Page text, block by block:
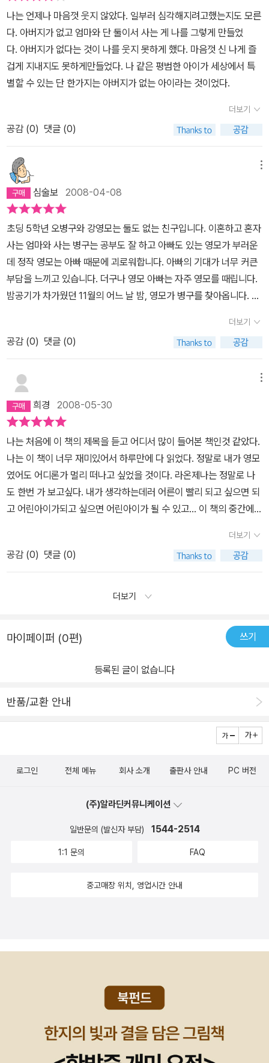
되고 어른이되고싶으면 어른이되는 그런 곳이 재미있을것 같기 때문
이다. 이 책을 지으신 공지희 작가는 라온제나라는 것을 생각하고 그
곳에서 늙을수도 있고 젊어질수도 있는 것을 생각했다는게 상상력이
참 풍부한것 같다. 공지희 작가의 책을 한번 찾아 더 읽어 볼 것이다.
친구 모두 아버지에 대한 사랑을 느껴보지 못했다. 아이들이 이런 두
친구들의 이야기를 통해서 ‘아버지’란 존재가 얼마나 중요한지 다시
한 번 깨달으면 좋겠다 . 영모의 이야기를 통해서 가정 폭력에 대한 생
각도 해보면 좋다 . 영모네 아버지는 영모를 키우면서 영모를 누구보
다 훌륭하고 큰 인물로 만들어야겠다고 다짐했다. 영모네 아버지 역
시 어렸을 때 자신의 아버지로부터 받았던 상처들이 남아 있었다. 이
런 생각을 하여 영모에게는 그러지 않으리라고 다짐했지만 자신의 뜻
대로 자식이 자라주질 않자 자신의 아버지와 다름없는 난폭한 아버지
에 대한 사랑은 변함없는 것 같다. 다만 영모에게 영모의 삶을 직접 꾸
려나가도록 하지 못했다. 영모 아버지를 비롯하여 가정 폭력을 하는
부모들을 이해못하겠다 .자식의 인생이 곧 부모의 인생이든가? 영모
도 가슴 속에 큰 상처를 받았던 것처럼 가정 폭력이 한 아이의 가슴 속
에 깊은 상처를 남길 수 있다. ‘라온제나’라는 세상이 이 세계에 정말
있을까? 온갖 유혹들이 없는 그런 세상, 그 곳에서 컴퓨터도 안하고
TV도 보지 않고 자연과 더불어 살아가고 싶다. 요즘 사람들에겐 ‘라
온제나’라는 세상이 생소할 것 같다. 그런데 영모를 보니 ‘라온제나’라
는 세상이 정말 어떠한 세상일지 궁금해진다. 어떻게 작가는 이런 생
나’라는 세상은 아름답고 평온하기만 하는데 오염되고 썩어 빠진 이
세상을 생각하니 정말 한심하다. 불행한 아이들 모두가 꿈꾸는 세상
‘라온제나’. 이 세상 사람들 모두가 ‘라온제나’를 꿈꾸면서 꿈과 희망
을 가졌으면 좋겠다. 부당한 현실 속에서 힘들게 살아가고 있는 사람
들이 많다. 이 사람들에게 로아 할머니가 말했던 것처럼 누구에게나
의지하려고 하지 말고 자기 자신을 돌보라고 말해주고 싶다. 자기 자
신을 사랑할 수 있는 사람이 되라고 말이다. ==============
==============================
나는 언제나 마음껏 웃지 않았다. 일부러 심각해지려고했는지도 모른
다. 아버지가 없고 엄마와 단 둘이서 사는 게 나를 그렇게 만들었
다. 아버지가 없다는 것이 나를 웃지 못하게 했다. 마음껏 신 나게 즐
겁게 지내지도 못하게만들었다. 나 같은 평범한 아이가 세상에서 특
별할 수 있는 단 한가지는 아버지가 없는 아이라는 것이었다.
더보기
공감 (0) 댓글 (0)
심술보 2008-04-08
초딩 5학년 오병구와 강영모는 둘도 없는 친구입니다. 이혼하고 혼자
사는 엄마와 사는 병구는 공부도 잘 하고 아빠도 있는 영모가 부러운
데 정작 영모는 아빠 때문에 괴로워합니다. 아빠의 기대가 너무 커큰
부담을 느끼고 있습니다. 더구나 영모 아빠는 자주 영모를 때립니다.
밤공기가 차가웠던 11월의 어느 날 밤, 영모가 병구를 찾아옵니다. 영
를 피해 어디론가로 사라지겠다고 합니다. 병구는 영모의 상처에 약
을 발라주고 집으로 돌려 보냅니다. 다음 날, 영모가 학교에 나오지 않
습니다. 영모 엄마가 찾아 와 영모가 어제 집으로 돌아오지 않았다고
말합니다. 병구는 영모가 갈 만한 곳을 생각해 보다가 평소 영모가 아
다. 밤에 지하실로 내려 간 병구는 도둑고양이 담이를 만나는데 놀랍
게도 담이가 말을 합니다. 담이는 영모가 간 곳을 알고 있었습니다. 병
구는 담이를 따라 처음 본 높고 큰 담을 넘습니다. 담 너머는 전혀 다
른 세상이 펼쳐져 있습니다. 담 이쪽은 저 너머와 달리 화사한 봄입니
다. 아파트 숲이 아닌 진짜 숲이 끝없이 펼쳐져 있습니다. 병구는 나무
가 알려주는 길을 따라 숲으로 들어가는데 작은 통나무집을 발견합니
다. 통나무집엔 할아버지와 어린 소녀 로아가 살고 있습니다. 두 사람
은 각각 바깥 세상에서 큰 상처를 받고 이 곳 '라온제나'로 왔다고 합
니다. '라온제나'란 '즐거운 나'라는 뜻을 지닌 순우리말입니다. 병구는
는 매일 밤 몰래 담을 넘어가 영모를 찾습니다. 한 번 씩 넘을 때마다
신기한 경험을 합니다.병구는 할아버지가 곧 영모임을 알게 되지만
영모는 집으로 돌아갈 생각이 없습니다. 병구는 영모를 설득해 집으
로 데려가기 위해 매일 밤 담을 넘습니다. 에리히 프롬은 '사랑의 기
고 관대해야 한다. 아버지의 사랑은 성장하는 어린아이에게 능력에
는 권위를 갖고 아버지의 권위에서 떨어져 나가는 것을 허용해야 한
니다. 저도 영모 아빠처럼 과도하게 기대하고 제 뜻을 강요하고 폭력
있습니다. 책을 읽으면서 마음이 무척 아팠습니다. 착한 아이들을 망
하며 읽었습니다. 좀 더 좋은 아빠, 어른이 되겠습니다.
더보기
공감 (0) 댓글 (0)
희경 2008-05-30
나는 처음에 이 책의 제목을 듣고 어디서 많이 들어본 책인것 같았다.
나는 이 책이 너무 재미있어서 하루만에 다 읽었다. 정말로 내가 영모
였어도 어디론가 멀리 떠나고 싶었을 것이다. 라온제나는 정말로 나
도 한번 가 보고싶다. 내가 생각하는데러 어른이 빨리 되고 싶으면 되
고 어린아이가되고 싶으면 어린아이가 될 수 있고... 이 책의 중간에
온제나에 영모의 아빠가 왔을때 나는 다시 영모를 혼낼 것 같았다.. 그
런데 영모의 아빠는 전과는 아주 다른 자상하고 부드러워 지셨다. 그
동안 많은 것을 깨닭았구나...하고 생각하였다. 영모가 다시 집으로 돌
아가자고 말할때는 정말 나도 좋았다. 나의 일인것 같이... 그동안 많
한 집안이 되어서 정말 좋다. 영모가 아빠, 엄마와 함께 잘 살았으면
좋겠다.... 친구들에게 괴롭힘도 당하지 않고...
더보기
공감 (0) 댓글 (0)
더보기
마이페이퍼 (0편) 쓰기
등록된 글이 없습니다
반품/교환 안내
로그인 전체 메뉴 회사 소개 출판사 안내 PC 버전
(주)알라딘커뮤니케이션
일반문의 (발신자 부담) 1544-2514
1:1 문의 FAQ
중고매장 위치, 영업시간 안내